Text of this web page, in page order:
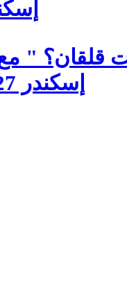
إسكندر 14
قلقان؟ "
إسكندر 27 اغسطس 2025